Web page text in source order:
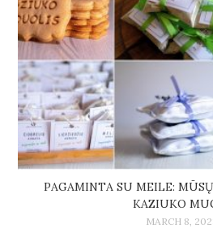
PAGAMINTA SU MEILE:
KAZIUKO
MARCH 8,